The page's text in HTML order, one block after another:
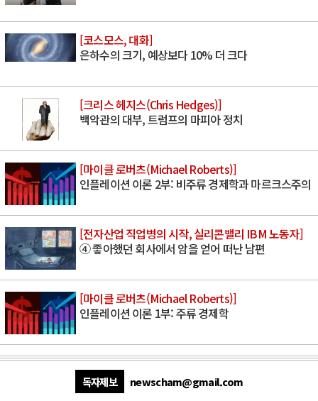
[코스모스, 대화]
은하수의 크기, 예상보다 10% 더 크다
[크리스 헤지스(Chris Hedges)]
백악관의 대부, 트럼프의 마피아 정치
[마이클 로버츠(Michael Roberts)]
인플레이션 이론 2부: 비주류 경제학과 마르크스주의
[전자산업 직업병의 시작, 실리콘밸리 IBM 노동자]
④ 좋아했던 회사에서 암을 얻어 떠난 남편
[마이클 로버츠(Michael Roberts)]
인플레이션 이론 1부: 주류 경제학
독자제보
newscham@gmail.com